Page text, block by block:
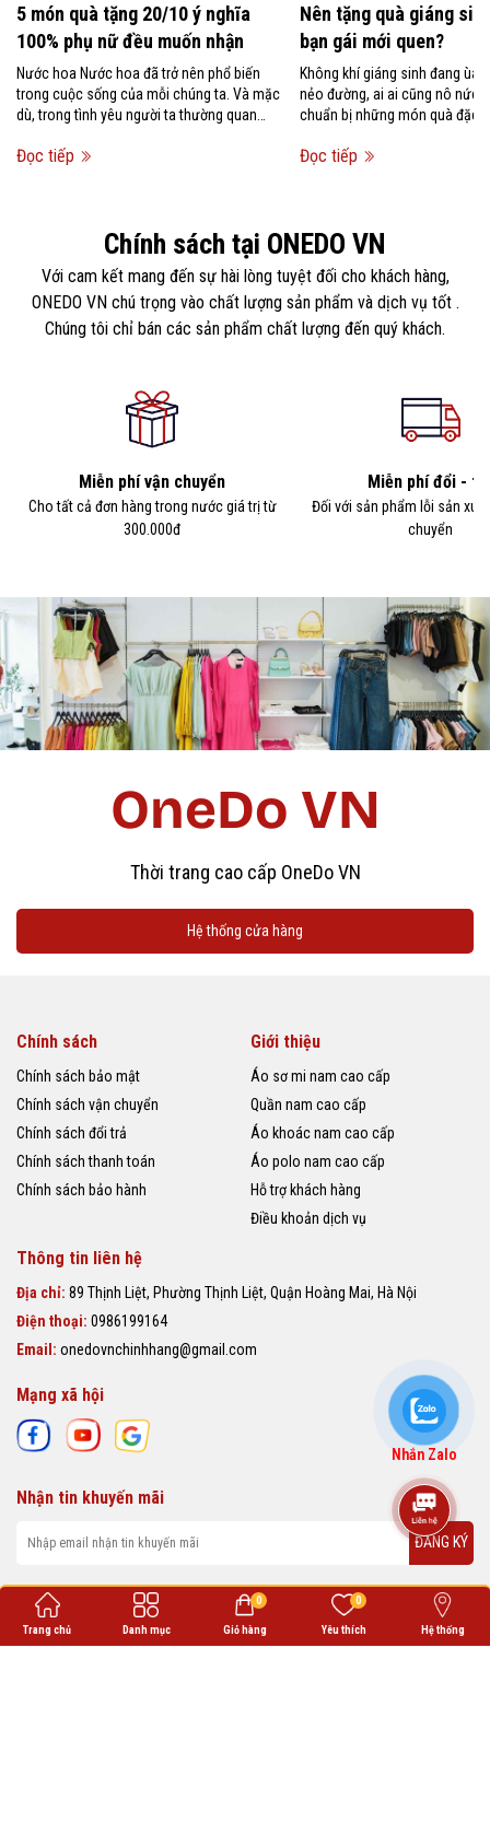
5 món quà tặng 20/10 ý nghĩa
100% phụ nữ đều muốn nhận
Nước hoa Nước hoa đã trở nên phổ biến
trong cuộc sống của mỗi chúng ta. Và mặc
dù, trong tình yêu người ta thường quan
Đọc tiếp
Nên tặng quà giáng
bạn gái mới quen?
Không khí giáng sinh đang ùa
nẻo đường, ai ai cũng nô nức
chuẩn bị những món quà đặc
Đọc tiếp
Chính sách tại ONEDO VN
Với cam kết mang đến sự hài lòng tuyệt đối cho khách hàng,
ONEDO VN chú trọng vào chất lượng sản phẩm và dịch vụ tốt .
Chúng tôi chỉ bán các sản phẩm chất lượng đến quý khách.
Miễn phí vận chuyển
Cho tất cả đơn hàng trong nước giá trị từ
300.000đ
Miễn phí đổi -
Đối với sản phẩm lỗi sản
chuyển
OneDo VN
Thời trang cao cấp OneDo VN
Hệ thống cửa hàng
Chính sách
Chính sách bảo mật
Chính sách vận chuyển
Chính sách đổi trả
Chính sách thanh toán
Chính sách bảo hành
Giới thiệu
Áo sơ mi nam cao cấp
Quần nam cao cấp
Áo khoác nam cao cấp
Áo polo nam cao cấp
Hỗ trợ khách hàng
Điều khoản dịch vụ
Thông tin liên hệ
Địa chỉ: 89 Thịnh Liệt, Phường Thịnh Liệt, Quận Hoàng Mai, Hà Nội
Điện thoại: 0986199164
Email: onedovnchinhhang@gmail.com
Mạng xã hội
Nhận tin khuyến mãi
ĐĂNG KÝ
Liên kết sàn
Trang chủ Danh mục Giỏ hàng
0
Yêu thích
0
Hệ thống
Nhắn Zalo